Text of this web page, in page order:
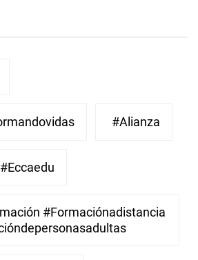
#Alianza
#eccaedu
#formaciónadistancia